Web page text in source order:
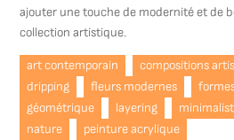
ajouter une touche de modernité et de
collection artistique.
art contemporain compositions
dripping
fleurs modernes
géométrique
layering
nature
peinture acrylique